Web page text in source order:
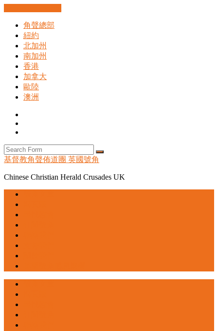
角聲總部
紐約
北加州
南加州
香港
加拿大
歐陸
澳洲
Search
基督教角聲佈道團 英國號角
Chinese Christian Herald Crusades UK